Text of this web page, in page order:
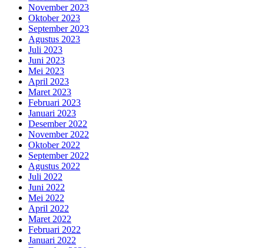
November 2023
Oktober 2023
September 2023
Agustus 2023
Juli 2023
Juni 2023
Mei 2023
April 2023
Maret 2023
Februari 2023
Januari 2023
Desember 2022
November 2022
Oktober 2022
September 2022
Agustus 2022
Juli 2022
Juni 2022
Mei 2022
April 2022
Maret 2022
Februari 2022
Januari 2022